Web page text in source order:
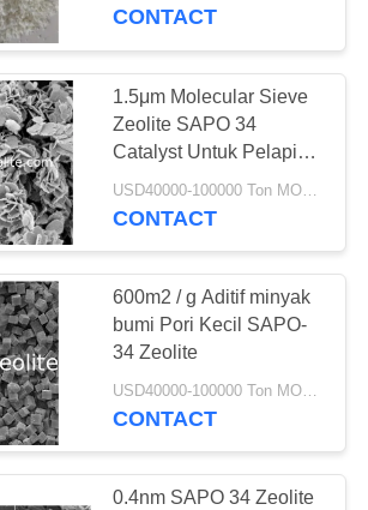
Molekul
Desulfurisasi
44
CONTACT
1.5μm Molecular Sieve
Zeolite SAPO 34
Catalyst Untuk Pelapis
Agen Bantu
CONTACT
600m2 / g Aditif minyak
bumi Pori Kecil SAPO-
34 Zeolite
USD40000-100000 Ton MOQ:1 KG
CONTACT
0.4nm SAPO 34 Zeolite